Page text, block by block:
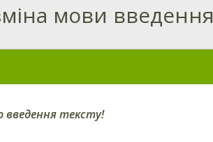
мови введення
введення тексту!